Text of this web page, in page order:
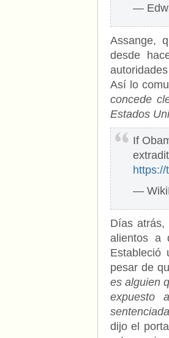
—
Assange,
desde
Así lo
concede
Estados
If
—
Días
alientos a
Estableció
pesar de
es alguien
expuesto
dijo el